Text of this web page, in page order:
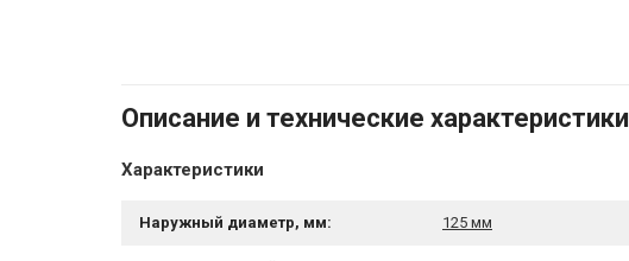
Описание и технические характеристики
Характеристики
Наружный диаметр, мм: 125 мм